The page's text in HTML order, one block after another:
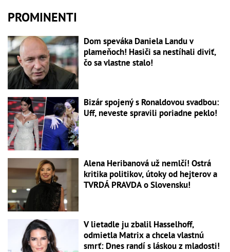
PROMINENTI
Dom speváka Daniela Landu v
plameňoch! Hasiči sa nestíhali diviť,
čo sa vlastne stalo!
Bizár spojený s Ronaldovou svadbou:
Uff, neveste spravili poriadne peklo!
Alena Heribanová už nemlčí! Ostrá
kritika politikov, útoky od hejterov a
TVRDÁ PRAVDA o Slovensku!
V lietadle ju zbalil Hasselhoff,
odmietla Matrix a chcela vlastnú
smrť: Dnes randí s láskou z mladosti!